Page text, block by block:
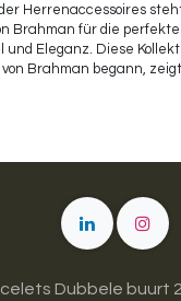
Herrenaccessoires
Brahman für die
und Eleganz. Diese
Brahman begann, zeigt,
Dubbele buurt